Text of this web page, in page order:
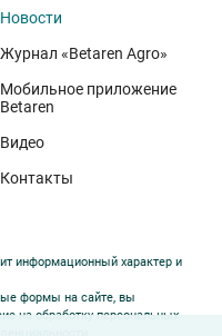
ХСЗР производства
уступали действию
цена
импортную
Новости
Журнал «Betaren Agro»
Мобильное приложение
Betaren
Видео
Контакты
информационный характер и
формы на сайте, вы
на обработку персональных